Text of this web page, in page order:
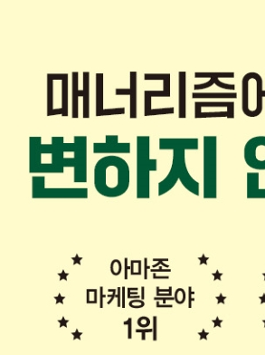
약적인 도약을 위해
직이 바뀌어야 한다
번째 반란을 앞두고
: 이 책이 나오기까지의 창조적인 과정